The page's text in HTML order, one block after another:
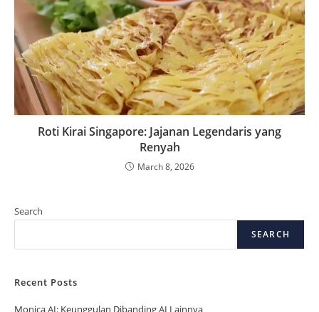
Roti Kirai Singapore: Jajanan Legendaris yang
Renyah
March 8, 2026
Search
SEARCH
Recent Posts
Monica AI: Keunggulan Dibanding AI Lainnya